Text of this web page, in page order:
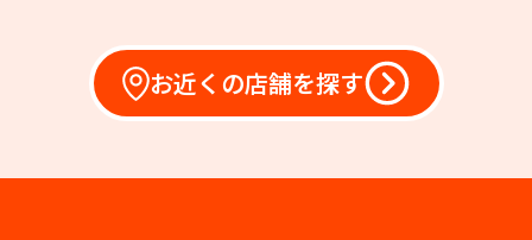
お近くの店舗を探す